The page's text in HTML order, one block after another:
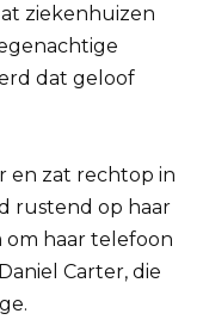
ziekenhuizen
dat geloof
en zat rechtop in
rustend op haar
haar telefoon
Carter, die